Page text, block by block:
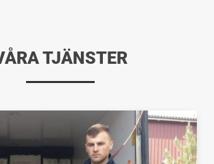
TJÄNSTER